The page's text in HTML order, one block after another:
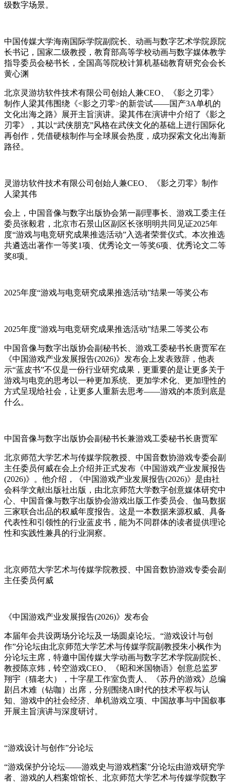
级数字场景。
中国传媒大学海南国际学院副院长、动画与数字艺术学院原院
长书记，国家二级教授，教育部高等学校动画与数字媒体教学
指导委员会秘书长，全国高等院校计算机基础教育研究会会长
黄心渊
北京灵游坊软件技术有限公司创始人兼CEO、《影之刃零》
制作人梁其伟围绕《<影之刃零>的新尝试——国产3A单机的
文化出海之路》展开主旨演讲。梁其伟在演讲中介绍了《影之
刃零》，其以“武侠朋克”风格在武侠文化的基础上进行国际化
再创作，凭借硬核制作与全球展会热度，成功探索文化出海新
路径。
灵游坊软件技术有限公司创始人兼CEO、《影之刃零》制作
人梁其伟
会上，中国音像与数字出版协会第一副理事长、游戏工委主任
委员张毅君，北京市石景山区副区长张明明共同见证2025年
度“游戏与电竞研究成果推选活动”入选者荣誉仪式。本次推选
共遴选出著作一等奖1项、优秀论文一等奖6项、优秀论文二等
奖8项。
2025年度“游戏与电竞研究成果推选活动”结果一等奖公布
2025年度”游戏与电竞研究成果推选活动”结果二等奖公布
中国音像与数字出版协会副秘书长、游戏工委秘书长唐贾军在
《中国游戏产业发展报告(2026)》发布会上发表致辞，他表
示“蓝皮书”不仅是一份行业研究成果，更重要的是让更多关于
游戏与电竞的思考以一种更加系统、更加学术化、更加理性的
方式呈现给社会，让更多人重新去思考——游戏的本质到底是
什么。
中国音像与数字出版协会副秘书长兼游戏工委秘书长唐贾军
北京师范大学艺术与传媒学院教授、中国音数协游戏专委会副
主任委员何威在会上介绍并正式发布《中国游戏产业发展报告
(2026)》。他介绍，《中国游戏产业发展报告(2026)》是由社
会科学文献出版社出版，由北京师范大学数字创意媒体研究中
心、中国音像与数字出版协会游戏出版工作委员会、伽马数据
三家联合出品的权威年度报告。这是一本数据来源权威、具备
代表性和引领性的行业蓝皮书，能为不同群体的读者提供理论
性和实践性兼具的行业洞察。
北京师范大学艺术与传媒学院教授、中国音数协游戏专委会副
主任委员何威
《中国游戏产业发展报告(2026)》发布会
本届年会共设两场分论坛及一场圆桌论坛。“游戏设计与创
作”分论坛由北京师范大学艺术与传媒学院副教授朱小枫作为
分论坛主席，特邀中国传媒大学动画与数字艺术学院副院长、
教授陈京炜，铃空游戏CEO、《昭和米国物语》创意总监罗
翔宇（猫老大），十字星工作室负责人、《苏丹的游戏》总编
剧吕木难（钻咖）出席，分别围绕AI时代的技术平权与认
知、游戏中的社会经济、单机游戏立项、中国故事与中国叙事
开展主旨演讲与深度研讨。
“游戏设计与创作”分论坛
“游戏保护分论坛——游戏史与游戏档案”分论坛由游戏研究学
者、游戏的人档案馆馆长、北京师范大学艺术与传媒学院数字